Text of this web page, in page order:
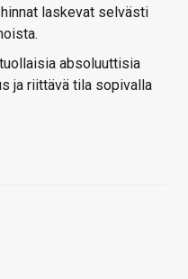
laskevat selvästi
absoluuttisia
ja riittävä tila sopivalla